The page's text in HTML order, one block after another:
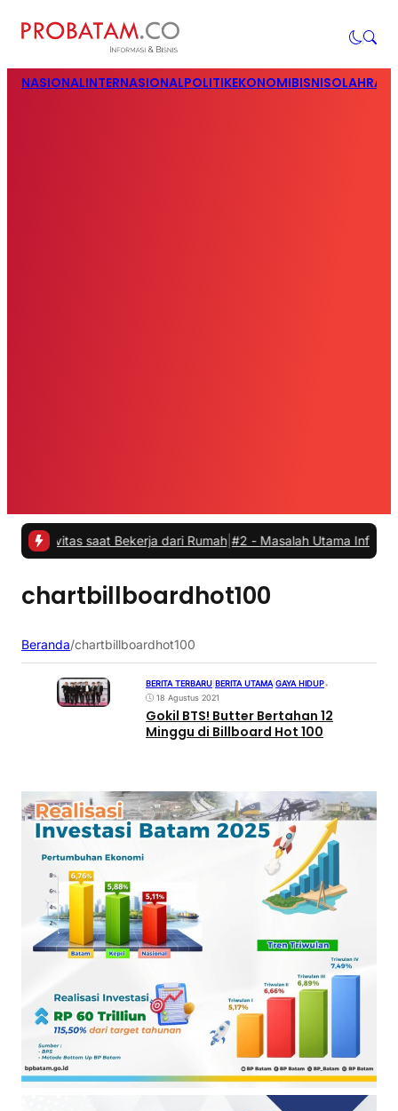
NASIONALINTERNASIONALPOLITIKEKONOMIBISNIS
saat Bekerja dari Rumah |#2 -Masalah Utama Infrastruktur
chartbillboardhot100
Beranda/chartbillboardhot100
BERITA TERBARU BERITA UTAMA GAYA HIDUP•
18 Agustus 2021
Gokil BTS! Butter Bertahan 12
Minggu di Billboard Hot 100